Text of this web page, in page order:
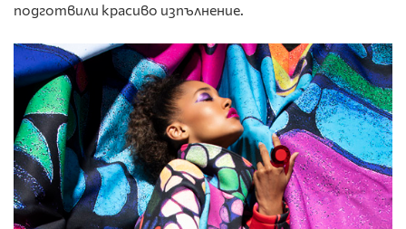
подготвили красиво изпълнение.